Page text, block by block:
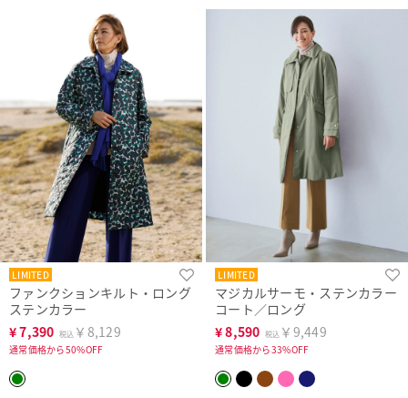
LIMITED
ファンクションキルト・ロング
ステンカラー
¥7,390 税込 ￥8,129
通常価格から50%OFF
LIMITED
マジカルサーモ・ステンカラー
コート／ロング
¥8,590 税込 ￥9,449
通常価格から33%OFF